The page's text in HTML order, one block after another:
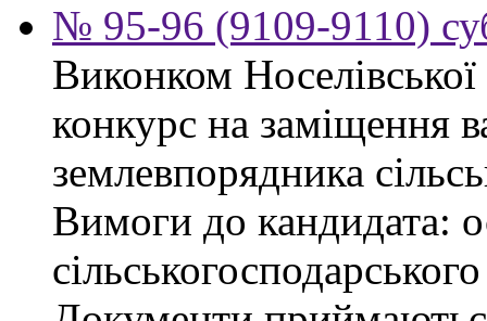
№ 95-96 (9109-9110)
Виконком
конкурс на заміщення
землевпорядника
Вимоги до кандидата: